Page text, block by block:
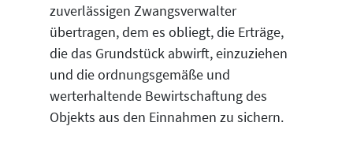
zuverlässigen Zwangsverwalter
übertragen, dem es obliegt, die Erträge,
die das Grundstück abwirft, einzuziehen
und die ordnungsgemäße und
werterhaltende Bewirtschaftung des
Objekts aus den Einnahmen zu sichern.